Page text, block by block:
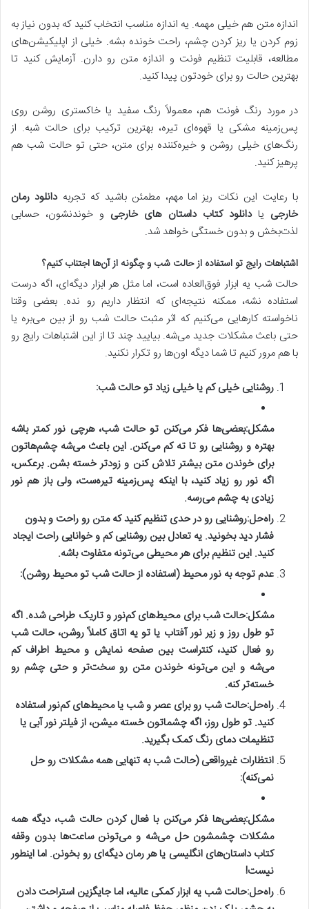
اندازه متن هم خیلی مهمه. یه اندازه مناسب انتخاب کنید که بدون نیاز به
زوم کردن یا ریز کردن چشم، راحت خونده بشه. خیلی از اپلیکیشن‌های
مطالعه، قابلیت تنظیم فونت و اندازه متن رو دارن. آزمایش کنید تا
بهترین حالت رو برای خودتون پیدا کنید.
در مورد رنگ فونت هم، معمولاً رنگ سفید یا خاکستری روشن روی
پس‌زمینه مشکی یا قهوه‌ای تیره، بهترین ترکیب برای حالت شبه. از
رنگ‌های خیلی روشن و خیره‌کننده برای متن، حتی تو حالت شب هم
پرهیز کنید.
با رعایت این نکات ریز اما مهم، مطمئن باشید که تجربهدانلود رمان
خارجی یادانلود کتاب داستان های خارجی و خوندنشون، حسابی
لذت‌بخش و بدون خستگی خواهد شد.
اشتباهات رایج تو استفاده از حالت شب و چگونه از آن‌ها اجتناب کنیم؟
حالت شب یه ابزار فوق‌العاده است، اما مثل هر ابزار دیگه‌ای، اگه درست
استفاده نشه، ممکنه نتیجه‌ای که انتظار داریم رو نده. بعضی وقتا
ناخواسته کارهایی می‌کنیم که اثر مثبت حالت شب رو از بین می‌بره یا
حتی باعث مشکلات جدید می‌شه. بیایید چند تا از این اشتباهات رایج رو
با هم مرور کنیم تا شما دیگه اون‌ها رو تکرار نکنید.
روشنایی خیلی کم یا خیلی زیاد تو حالت شب:
مشکل:بعضی‌ها فکر می‌کنن تو حالت شب، هرچی نور کمتر باشه
بهتره و روشنایی رو تا ته کم می‌کنن. این باعث می‌شه چشم‌هاتون
برای خوندن متن بیشتر تلاش کنن و زودتر خسته بشن. برعکس،
اگه نور رو زیاد کنید، با اینکه پس‌زمینه تیره‌ست، ولی باز هم نور
زیادی به چشم می‌رسه.
راه‌حل:روشنایی رو در حدی تنظیم کنید که متن رو راحت و بدون
فشار دید بخونید. یه تعادل بین روشنایی کم و خوانایی راحت ایجاد
کنید. این تنظیم برای هر محیطی می‌تونه متفاوت باشه.
عدم توجه به نور محیط (استفاده از حالت شب تو محیط روشن):
مشکل:حالت شب برای محیط‌های کم‌نور و تاریک طراحی شده. اگه
تو طول روز و زیر نور آفتاب یا تو یه اتاق کاملاً روشن، حالت شب
رو فعال کنید، کنتراست بین صفحه نمایش و محیط اطراف کم
می‌شه و این می‌تونه خوندن متن رو سخت‌تر و حتی چشم رو
خسته‌تر کنه.
راه‌حل:حالت شب رو برای عصر و شب یا محیط‌های کم‌نور استفاده
کنید. تو طول روز، اگه چشماتون خسته میشن، از فیلتر نور آبی یا
تنظیمات دمای رنگ کمک بگیرید.
انتظارات غیرواقعی (حالت شب به تنهایی همه مشکلات رو حل
نمی‌کنه):
مشکل:بعضی‌ها فکر می‌کنن با فعال کردن حالت شب، دیگه همه
مشکلات چشمشون حل می‌شه و می‌تونن ساعت‌ها بدون وقفه
کتاب داستان‌های انگلیسی یا هر رمان دیگه‌ای رو بخونن. اما اینطور
نیست!
راه‌حل:حالت شب یه ابزار کمکی عالیه، اما جایگزین استراحت دادن